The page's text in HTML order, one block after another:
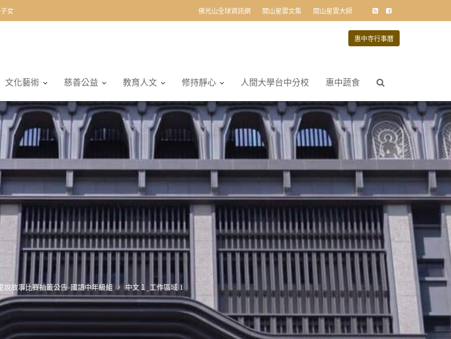
女 佛光山全球資訊網 開山星雲文集 開山星雲大師
惠中寺行事曆
文化藝術 慈善公益 教育人文 修持靜心 人間大學台中分校 惠中蔬食
說故事比賽抽籤公告-國語中年級組 中文１_工作區域 1